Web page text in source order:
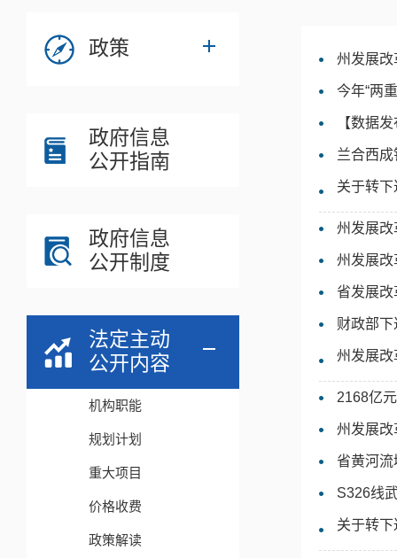
政策
政府信息
公开指南
政府信息
公开制度
法定主动
公开内容
机构职能
规划计划
重大项目
价格收费
政策解读
州发展改
今年“两
【数据
兰合西
关于转
州发展改
州发展改
省发展改
财政部
州发展改
2168亿
州发展改
省黄河流
S326线
关于转